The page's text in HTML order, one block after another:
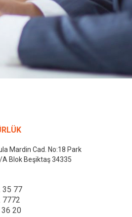
Mardin Cad. No:18 Park
A Blok Beşiktaş 34335
35 77
7772
20